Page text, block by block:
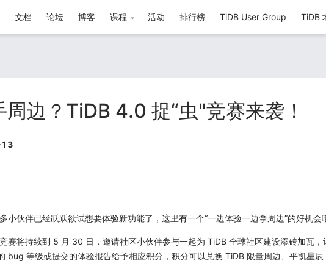
文档 论坛 博客 课程 活动 排行榜 TiDB User Group TiDB
边？TiDB 4.0 捉“虫"竞赛来袭！
小伙伴已经跃跃欲试想要体验新功能了，这里有一个“一边体验一边拿周边”的好机会
赛将持续到 5 月 30 日，邀请社区小伙伴参与一起为 TiDB 全球社区建设添砖加瓦
bug 等级或提交的体验报告给予相应积分，积分可以兑换 TiDB 限量周边、平凯星